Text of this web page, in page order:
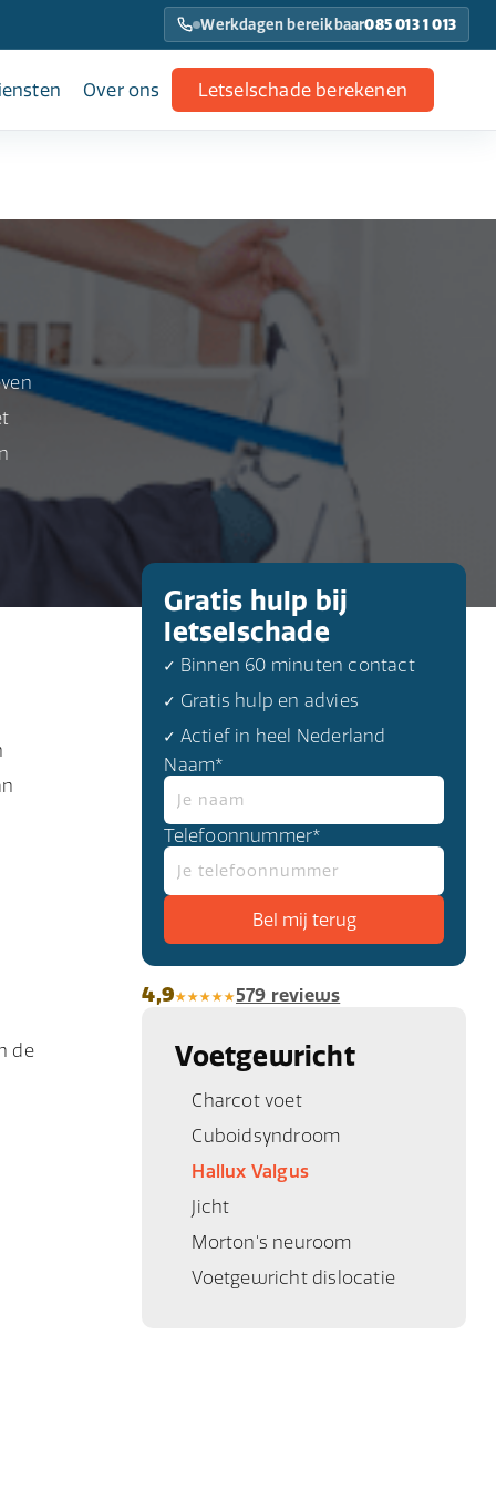
Werkdagen bereikbaar085 013 1 013
Over ons Letselschade berekenen
de
Gratis hulp bij
letselschade
✓ Binnen 60 minuten contact
✓ Gratis hulp en advies
✓ Actief in heel Nederland
Naam*
Telefoonnummer*
4,9 579 reviews
Voetgewricht
Charcot voet
Cuboidsyndroom
Hallux Valgus
Jicht
Morton's neuroom
Voetgewricht dislocatie